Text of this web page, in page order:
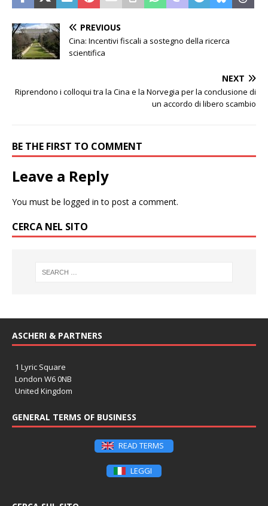
PREVIOUS
Cina: Incentivi fiscali a sostegno della ricerca
scientifica
NEXT
Riprendono i colloqui tra la Cina e la Norvegia per la conclusione di
un accordo di libero scambio
BE THE FIRST TO COMMENT
Leave a Reply
You must be logged in to post a comment.
CERCA NEL SITO
ASCHERI & PARTNERS
1 Lyric Square
London W6 0NB
United Kingdom
GENERAL TERMS OF BUSINESS
READ TERMS
LEGGI